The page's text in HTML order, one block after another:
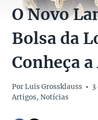
O Novo
Bolsa da
Conheça
PorLuis Grossklauss
3
Artigos, Notícias